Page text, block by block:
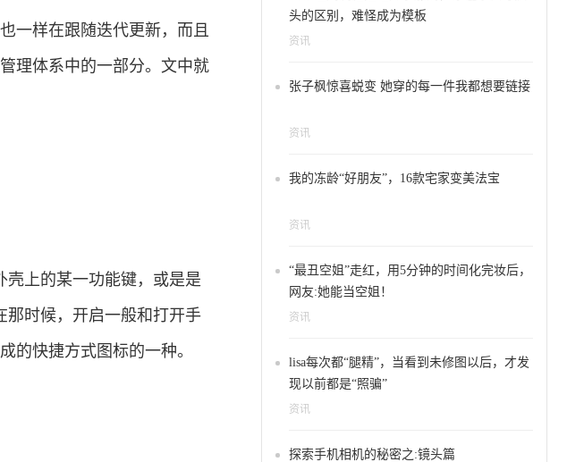
一样在跟随迭代更新，而且
理体系中的一部分。文中就
壳上的某一功能键，或是是
那时候，开启一般和打开手
的快捷方式图标的一种。
头的区别，难怪成为模板
资讯
张子枫惊喜蜕变 她穿的每一件我都想要链接
资讯
我的冻龄“好朋友”，16款宅家变美法宝
资讯
“最丑空姐”走红，用5分钟的时间化完妆后，
网友:她能当空姐！
资讯
lisa每次都“腿精”，当看到未修图以后，才发
现以前都是“照骗”
资讯
探索手机相机的秘密之:镜头篇